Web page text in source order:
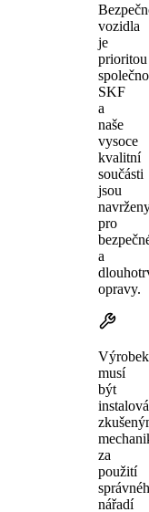
vozidla
je
prioritou
SKF
a
naše
vysoce
kvalitní
součásti
jsou
pro
a
opravy.
Výrobek
musí
být
za
použití
nářadí